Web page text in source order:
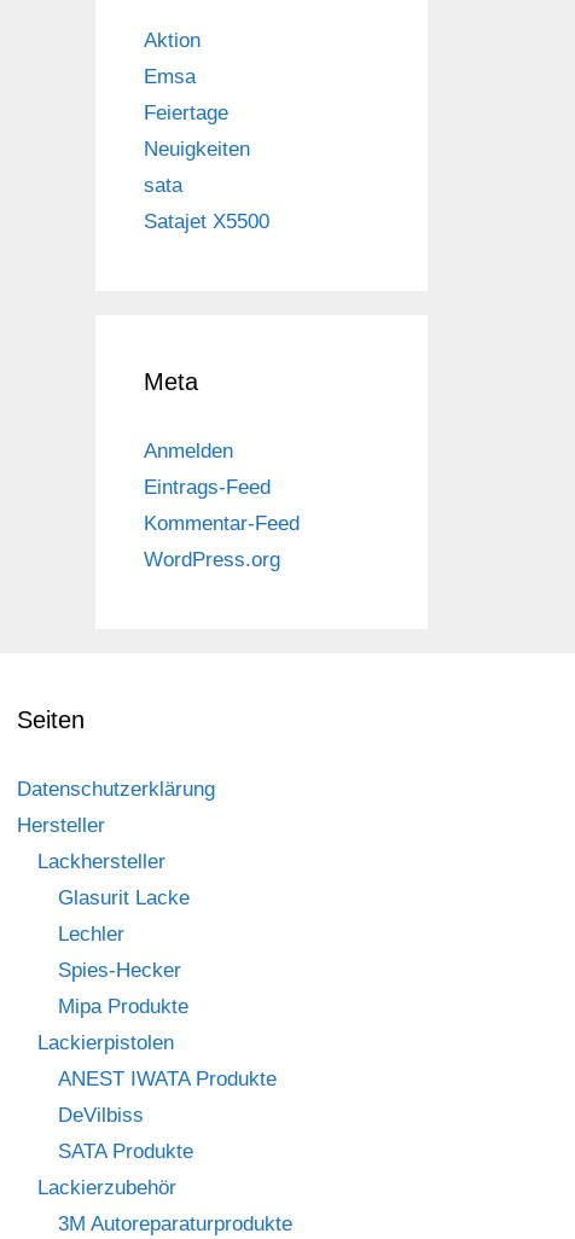
Aktion
Emsa
Feiertage
Neuigkeiten
sata
Satajet X5500
Meta
Anmelden
Eintrags-Feed
Kommentar-Feed
WordPress.org
Seiten
Datenschutzerklärung
Hersteller
Lackhersteller
Glasurit Lacke
Lechler
Spies-Hecker
Mipa Produkte
Lackierpistolen
ANEST IWATA Produkte
DeVilbiss
SATA Produkte
Lackierzubehör
3M Autoreparaturprodukte